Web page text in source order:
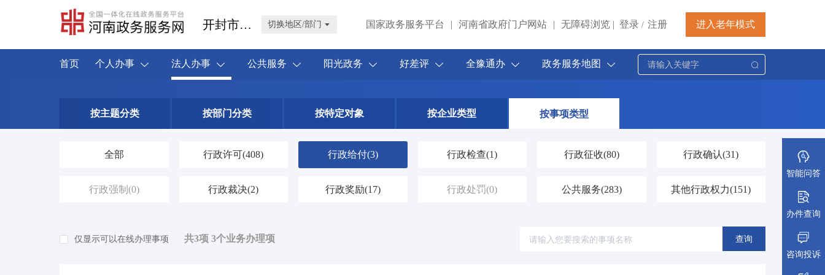
开封市鼓楼区 切换地区/部门 国家政务服务平台 | 河南省政府门户网站 | 无障碍浏览 | 登录 / 注册 进入老年模式
首页 个人办事 法人办事 公共服务 阳光政务 好差评 全豫通办 政务服务地图
按主题分类 按部门分类 按特定对象 按企业类型 按事项类型
全部 行政许可(408) 行政给付(3) 行政检查(1) 行政征收(80) 行政确认(31)
行政强制 (0) 行政裁决(2) 行政奖励(17) 行政处罚(0) 公共服务(283) 其他行政权力(151)
仅显示可以在线办理事项 共3项 3个业务办理项 查询
智能问答
办件查询
咨询投诉